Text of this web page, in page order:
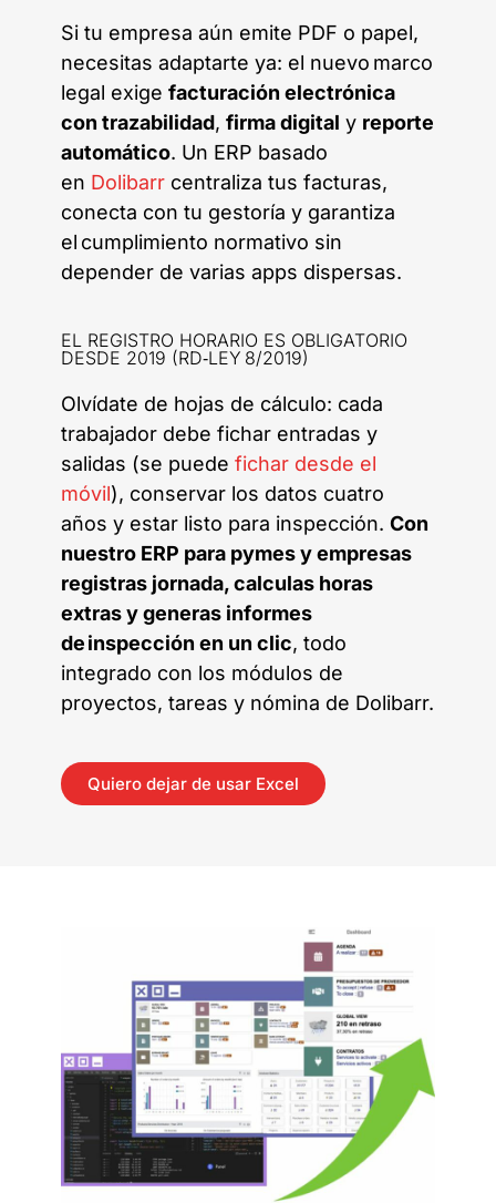
Si tu empresa aún emite PDF o papel,
necesitas adaptarte ya: el nuevo marco
legal exige facturación electrónica
con trazabilidad, firma digital y reporte
automático. Un ERP basado
en Dolibarr centraliza tus facturas,
conecta con tu gestoría y garantiza
el cumplimiento normativo sin
depender de varias apps dispersas.
EL REGISTRO HORARIO ES OBLIGATORIO
DESDE 2019 (RD‑LEY 8/2019)
Olvídate de hojas de cálculo: cada
trabajador debe fichar entradas y
salidas (se puede fichar desde el
móvil), conservar los datos cuatro
años y estar listo para inspección. Con
nuestro ERP para pymes y empresas
registras jornada, calculas horas
extras y generas informes
de inspección en un clic, todo
integrado con los módulos de
proyectos, tareas y nómina de Dolibarr.
Quiero dejar de usar Excel